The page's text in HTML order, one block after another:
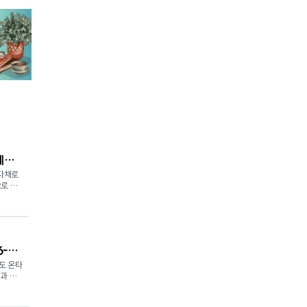
스
채로
변
예정
온타
학